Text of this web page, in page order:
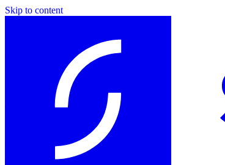
Skip to content